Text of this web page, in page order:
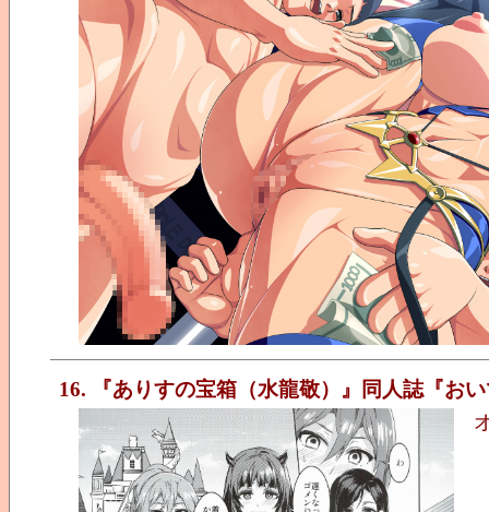
16. 『ありすの宝箱（水龍敬）』同人誌『お